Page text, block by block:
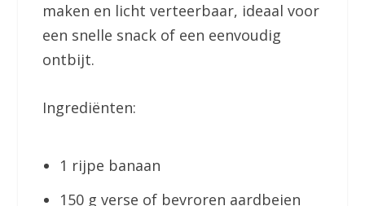
maken en licht verteerbaar, ideaal voor
een snelle snack of een eenvoudig
ontbijt.
Ingrediënten:
1 rijpe banaan
150 g verse of bevroren aardbeien